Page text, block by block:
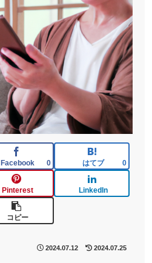
Facebook 0 はてブ 0
Pinterest LinkedIn
コピー
2024.07.12 2024.07.25